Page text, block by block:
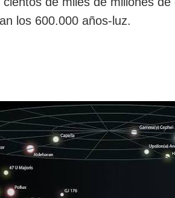
los 600.000 años-luz.